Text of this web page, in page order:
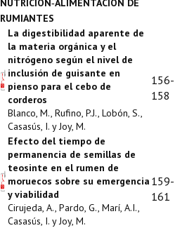
NUTRICIÓN‑ALIMENTACIÓN DE
RUMIANTES
La digestibilidad aparente de
la materia orgánica y el
nitrógeno según el nivel de
inclusión de guisante en
pienso para el cebo de
corderos
Blanco, M., Rufino, P.J., Lobón, S.,
Casasús, I. y Joy, M.
156-
158
Efecto del tiempo de
permanencia de semillas de
teosinte en el rumen de
moruecos sobre su emergencia
y viabilidad
Cirujeda, A., Pardo, G., Marí, A.I.,
Casasús, I. y Joy, M.
159-
161